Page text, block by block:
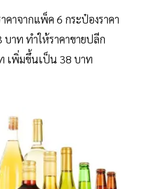
คาจากแพ็ค 6 กระป๋องราคา
าท ทำให้ราคาขายปลีก
เพิ่มขึ้นเป็น 38 บาท